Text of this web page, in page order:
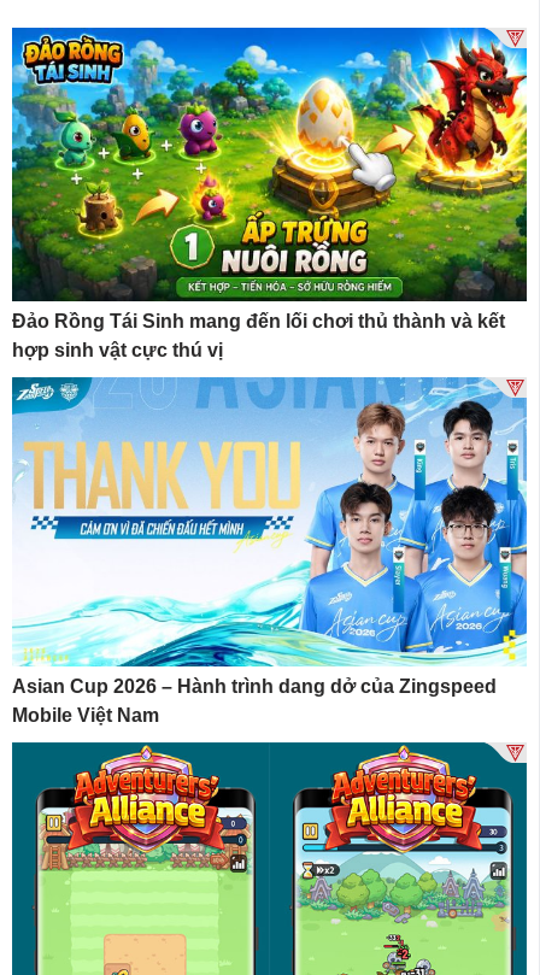
Đảo Rồng Tái Sinh mang đến lối chơi thủ thành và kết
hợp sinh vật cực thú vị
Asian Cup 2026 – Hành trình dang dở của Zingspeed
Mobile Việt Nam